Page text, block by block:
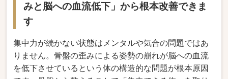
みと脳への血流低下」から根本改善できま
す
集中力が続かない状態はメンタルや気合の問題ではあ
りません。骨盤の歪みによる姿勢の崩れが脳への血流
を低下させているという体の構造的な問題が根本原因